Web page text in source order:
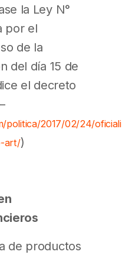
la Ley N°
por el
de la
del día 15 de
el decreto
politica/2017/02/24/
art/)
de productos